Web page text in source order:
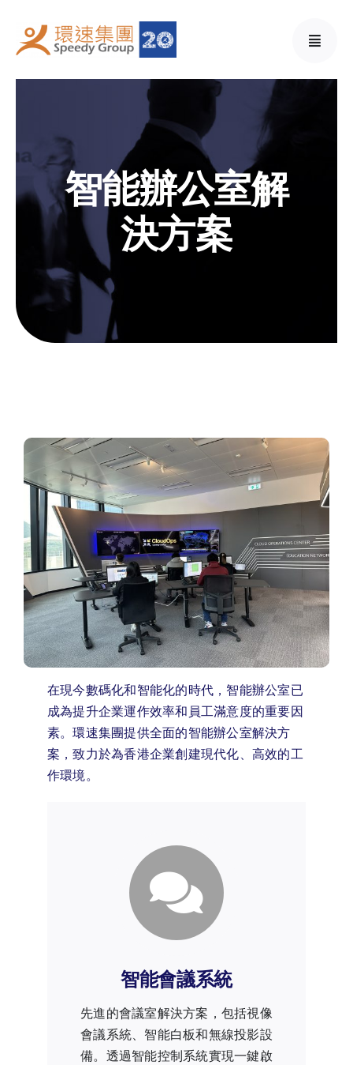
content
智能辦公室解
決方案
在現今數碼化和智能化的時代，智能辦公室已
成為提升企業運作效率和員工滿意度的重要因
素。環速集團提供全面的智能辦公室解決方
案，致力於為香港企業創建現代化、高效的工
作環境。
智能會議系統
先進的會議室解決方案，包括視像
會議系統、智能白板和無線投影設
備。透過智能控制系統實現一鍵啟